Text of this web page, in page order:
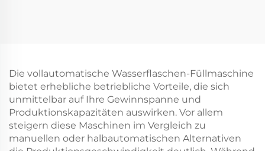
Die vollautomatische Wasserflaschen-Füllmaschine
bietet erhebliche betriebliche Vorteile, die sich
unmittelbar auf Ihre Gewinnspanne und
Produktionskapazitäten auswirken. Vor allem
steigern diese Maschinen im Vergleich zu
manuellen oder halbautomatischen Alternativen